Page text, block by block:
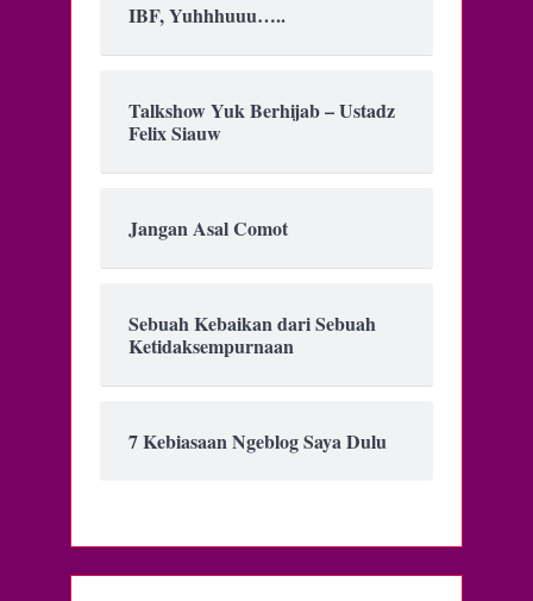
IBF, Yuhhhuuu…..
Talkshow Yuk Berhijab – Ustadz
Felix Siauw
Jangan Asal Comot
Sebuah Kebaikan dari Sebuah
Ketidaksempurnaan
7 Kebiasaan Ngeblog Saya Dulu